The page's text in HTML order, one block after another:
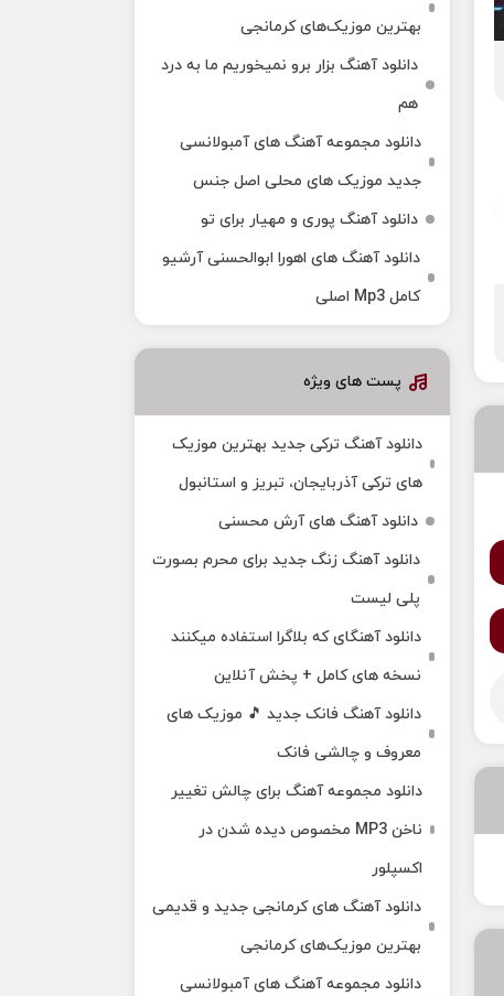
بهترین موزیک‌های کرمانجی
دانلود آهنگ بزار برو نمیخوریم ما به درد
هم
دانلود مجموعه آهنگ های آمبولانسی
جدید موزیک های محلی اصل جنس
دانلود آهنگ پوری و مهیار برای تو
دانلود آهنگ های اهورا ابوالحسنی آرشیو
کامل Mp3 اصلی
پست های ویژه
دانلود آهنگ ترکی جدید بهترین موزیک‌
های ترکی آذربایجان، تبریز و استانبول
دانلود آهنگ های آرش محسنی
دانلود آهنگ زنگ جدید برای محرم بصورت
پلی لیست
دانلود آهنگای که بلاگرا استفاده میکنند
نسخه های کامل + پخش آنلاین
دانلود آهنگ فانک جدید 🎵 موزیک‌ های
معروف و چالشی فانک
دانلود مجموعه آهنگ برای چالش تغییر
ناخن MP3 مخصوص دیده شدن در
اکسپلور
دانلود آهنگ‌ های کرمانجی جدید و قدیمی
بهترین موزیک‌های کرمانجی
دانلود مجموعه آهنگ های آمبولانسی